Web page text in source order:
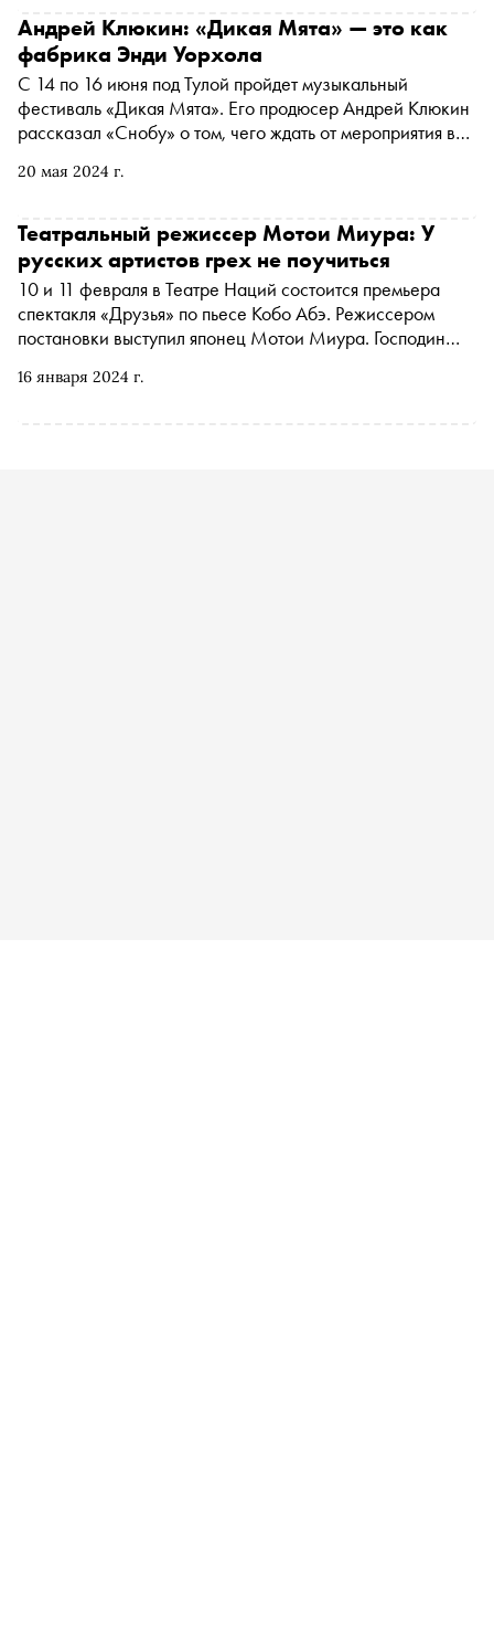
Станиславского, чем ценны символистские опыты
Мейерхольда и какими были их отношения с Зинаидой
Райх — актрисой, сыгравшей в его жизни роковую роль
20 мая 2024 г.
Андрей Клюкин: «Дикая Мята» — это как
фабрика Энди Уорхола
С 14 по 16 июня под Тулой пройдет музыкальный
фестиваль «Дикая Мята». Его продюсер Андрей Клюкин
рассказал «Снобу» о том, чего ждать от мероприятия в
похоже на подкову, как благодаря «Дикой Мяте» может
Энди Уорхола, и о том, что мешает развиваться
фестивальной культуре в России
16 января 2024 г.
Театральный режиссер Мотои Миура: У
русских артистов грех не поучиться
10 и 11 февраля в Театре Наций состоится премьера
спектакля «Друзья» по пьесе Кобо Абэ. Режиссером
постановки выступил японец Мотои Миура. Господин
его театр «Читэн» неоднократно привозил в Россию